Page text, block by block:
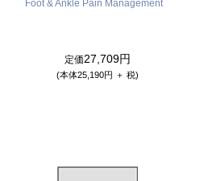
Foot & Ankle Pain Management
定価27,709円
(本体25,190円 ＋ 税)